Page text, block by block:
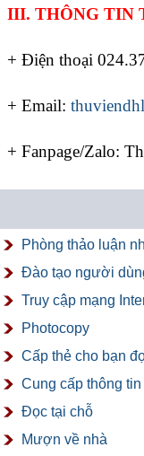
III. THÔNG TIN
+ Điện thoại
+ Email:
+ Fanpage/Zalo:
Phòng thảo luận
Đào tạo người
Truy cập mạng
Photocopy
Cấp thẻ cho bạn
Cung cấp thông
Đọc tại chỗ
Mượn về nhà